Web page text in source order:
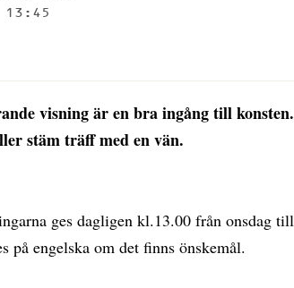
visning är en bra ingång till konsten.
stäm träff med en vän.
ges dagligen kl.13.00 från onsdag till
på engelska om det finns önskemål.